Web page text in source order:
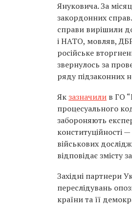
Януковича. За
закордонних
справи вирішили
і НАТО, мовляв,
російське
звернулось за
ряду підзаконних
Якзазначили в ГО
процесуального
забороняють
конституційності
військових
відповідає змісту
Західні партнери
переслідувань
країни та її